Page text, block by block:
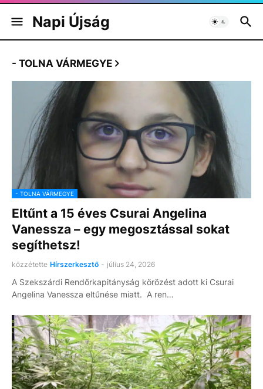
Napi Újság
- TOLNA VÁRMEGYE
- TOLNA VÁRMEGYE
Eltűnt a 15 éves Csurai Angelina
Vanessza – egy megosztással sokat
segíthetsz!
közzétette Hírszerkesztő - július 24, 2026
A Szekszárdi Rendőrkapitányság körözést adott ki Csurai
Angelina Vanessza eltűnése miatt. A ren…